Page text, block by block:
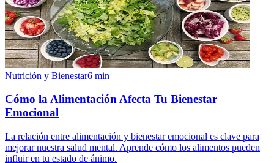
Nutrición y Bienestar6 min
Cómo la Alimentación Afecta Tu Bienestar
Emocional
La relación entre alimentación y bienestar emocional es clave para
mejorar nuestra salud mental. Aprende cómo los alimentos pueden
influir en tu estado de ánimo.